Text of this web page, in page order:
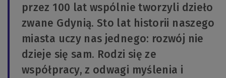
przez 100 lat wspólnie tworzyli dzieło
zwane Gdynią. Sto lat historii naszego
miasta uczy nas jednego: rozwój nie
dzieje się sam. Rodzi się ze
współpracy, z odwagi myślenia i